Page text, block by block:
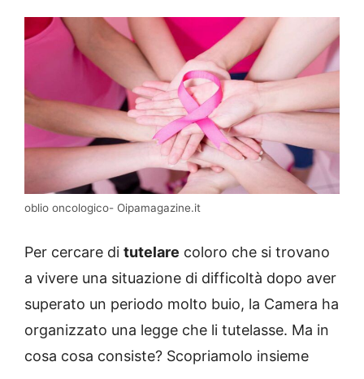
oblio oncologico- Oipamagazine.it
Per cercare di tutelare coloro che si trovano
a vivere una situazione di difficoltà dopo aver
superato un periodo molto buio, la Camera ha
organizzato una legge che li tutelasse. Ma in
cosa cosa consiste? Scopriamolo insieme